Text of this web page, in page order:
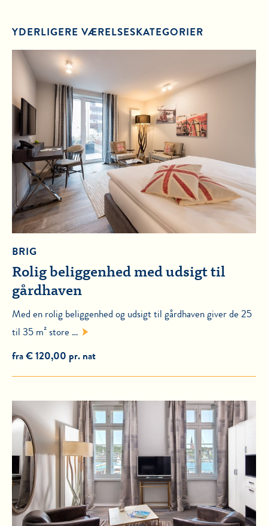
YDERLIGERE VÆRELSESKATEGORIER
BRIG
Rolig beliggenhed med udsigt til
gårdhaven
Med en rolig beliggenhed og udsigt til gårdhaven giver de 25
til 35 m² store …
fra € 120,00 pr. nat